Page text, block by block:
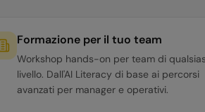
Formazione per il tuo team
Workshop hands-on per team di
livello. Dall'AI Literacy di base ai percorsi
avanzati per manager e operativi.